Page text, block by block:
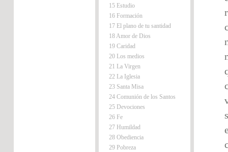
15 Estudio
16 Formación
17 El plano de tu santidad
18 Amor de Dios
19 Caridad
20 Los medios
21 La Virgen
22 La Iglesia
23 Santa Misa
24 Comunión de los Santos
25 Devociones
26 Fe
27 Humildad
28 Obediencia
29 Pobreza